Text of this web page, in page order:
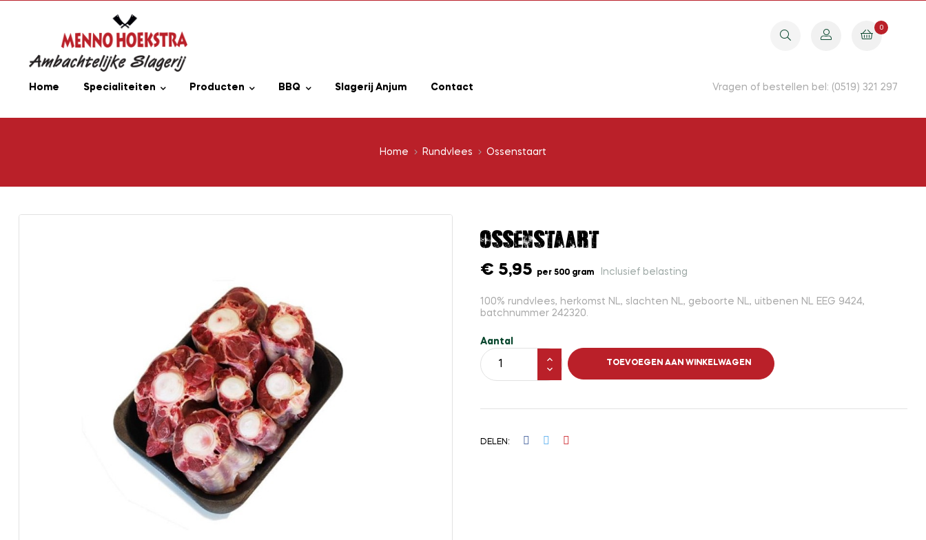
0
Home Specialiteiten Producten BBQ Slagerij Anjum Contact Vragen of bestellen bel: (0519) 321 297
Home Rundvlees Ossenstaart
Ossenstaart
€ 5,95 per 500 gram Inclusief belasting
100% rundvlees, herkomst NL, slachten NL, geboorte NL, uitbenen NL EEG 9424,
batchnummer 242320.
Aantal
TOEVOEGEN AAN WINKELWAGEN
DELEN